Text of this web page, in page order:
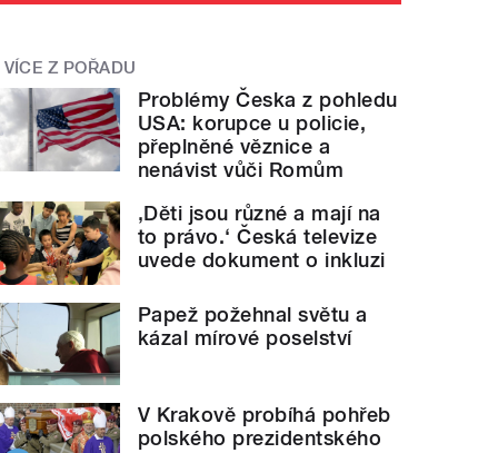
VÍCE Z POŘADU
Problémy Česka z pohledu
USA: korupce u policie,
přeplněné věznice a
nenávist vůči Romům
‚Děti jsou různé a mají na
to právo.‘ Česká televize
uvede dokument o inkluzi
Papež požehnal světu a
kázal mírové poselství
V Krakově probíhá pohřeb
polského prezidentského